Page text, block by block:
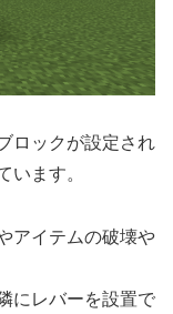
ロックが設定され
います。
アイテムの破壊や
にレバーを設置で